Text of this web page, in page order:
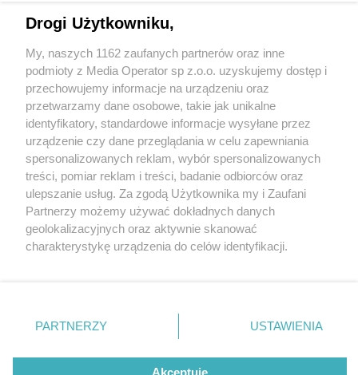
2 / 0
Wydawca mediów lokalnych
Nie zapomnij
zapoznać się z:
polityką prywatności regulamin korzystania z portali
Twojemiasto
Piekary Śląskie
Chorzów
Tarnowskie Góry
Gliwice
Skontakuj sięz nami
Kontakt
Wydawca
Redakcja
Drogi Użytkowniku,
My, naszych 1162 zaufanych partnerów oraz inne
podmioty z Media Operator sp z.o.o. uzyskujemy dostęp i
przechowujemy informacje na urządzeniu oraz
przetwarzamy dane osobowe, takie jak unikalne
identyfikatory, standardowe informacje wysyłane przez
urządzenie czy dane przeglądania w celu zapewniania
spersonalizowanych reklam, wybór spersonalizowanych
treści, pomiar reklam i treści, badanie odbiorców oraz
ulepszanie usług. Za zgodą Użytkownika my i Zaufani
Partnerzy możemy używać dokładnych danych
geolokalizacyjnych oraz aktywnie skanować
charakterystykę urządzenia do celów identyfikacji.
zmienić/wycofać klikając przycisk ustawień prywatności
znajdujący się w lewym dolnym rogu strony
rodzaje przetwarzania danych nie wymagają zgody
użytkownika, ale masz prawo sprzeciwić się takiemu
PARTNERZY USTAWIENIA
Akceptuję